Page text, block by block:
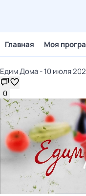
Главная Моя
Едим Дома - 10 июля
0